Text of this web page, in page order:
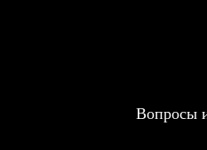
Вопросы